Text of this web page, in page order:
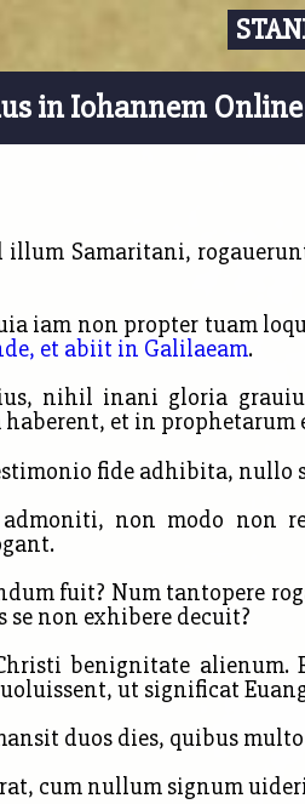
in Iohannem
illum Samaritani,
iam non propter tuam
et abiit in Galilaeam.
nihil inani gloria
et in prophetarum
fide adhibita, nullo
non modo non
fuit? Num tantopere
non exhibere decuit?
benignitate alienum.
uoluissent, ut significat
duos dies, quibus
cum nullum signum